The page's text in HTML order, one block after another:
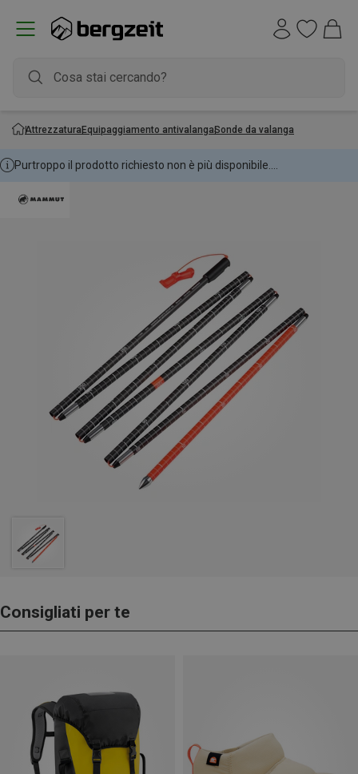
AttrezzaturaEquipaggiamento antivalangaSonde da valanga
Purtroppo il prodotto richiesto non è più disponibile....
Consigliati per te